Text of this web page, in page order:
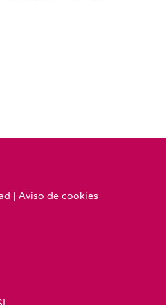
| Aviso de cookies